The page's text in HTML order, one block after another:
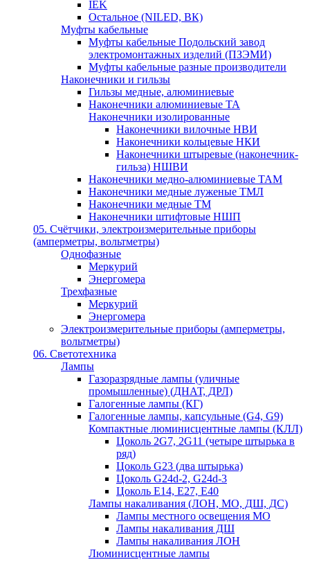
IEK
Остальное (NILED, ВК)
Муфты кабельные
Муфты кабельные Подольский завод
электромонтажных изделий (ПЗЭМИ)
Муфты кабельные разные производители
Наконечники и гильзы
Гильзы медные, алюминиевые
Наконечники алюминиевые ТА
Наконечники изолированные
Наконечники вилочные НВИ
Наконечники кольцевые НКИ
Наконечники штыревые (наконечник-
гильза) НШВИ
Наконечники медно-алюминиевые ТАМ
Наконечники медные луженые ТМЛ
Наконечники медные ТМ
Наконечники штифтовые НШП
05. Счётчики, электроизмерительные приборы
(амперметры, вольтметры)
Однофазные
Меркурий
Энергомера
Трехфазные
Меркурий
Энергомера
Электроизмерительные приборы (амперметры,
вольтметры)
06. Светотехника
Лампы
Газоразрядные лампы (уличные
промышленные) (ДНАТ, ДРЛ)
Галогенные лампы (КГ)
Галогенные лампы, капсульные (G4, G9)
Компактные люминисцентные лампы (КЛЛ)
Цоколь 2G7, 2G11 (четыре штырька в
ряд)
Цоколь G23 (два штырька)
Цоколь G24d-2, G24d-3
Цоколь Е14, Е27, Е40
Лампы накаливания (ЛОН, МО, ДШ, ДС)
Лампы местного освещения МО
Лампы накаливания ДШ
Лампы накаливания ЛОН
Люминисцентные лампы